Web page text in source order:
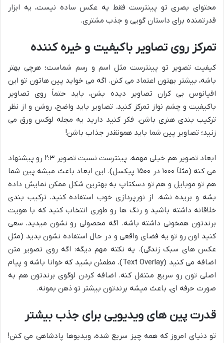
محتوای بصری تو پینترست فقط یه عکس ساده نیست، یه ابزار
قدرتمنده برای داستان گویی و جذب مشتری.
تمرکز روی تصاویر باکیفیت و خیره کننده
کیفیت تصویر تو پینترست مثل اسم و رسم شماست؛ هرچی بهتر
باشه، بیشتر بهتون اعتماد می کنن. اگه می خواید پین هاتون تو این
اقیانوس بی کران تصاویر دیده بشن، باید حتماً روی تصاویر
باکیفیت و چشم نواز تمرکز کنید. تصاویر باید واضح، روشن و از نظر
ترکیب بندی هنری باشن. فکر کنید دارید یه مجله لوکس ورق می
زنید؛ تصاویر پین شما باید همونقدر جذاب باشن!
ابعاد تصویر هم خیلی مهمه. پینترست نسبت تصویر ۲:۳ رو پیشنهاد
می کنه (مثلاً ۱۰۰۰ در ۱۵۰۰ پیکسل). این ابعاد باعث میشه پین شما
هم تو موبایل و هم تو دسکتاپ به بهترین شکل ممکن نمایش داده
بشه و بریده نشه. از نورپردازی خوب استفاده کنید، ترکیب بندی
خلاقانه داشته باشید و رنگ ها رو طوری انتخاب کنید که با هویت
برندتون همخونی داشته باشه. اگه محصولی رو نشون میدید، سعی
کنید اون رو تو یه فضای واقعی و در حال استفاده نشون بدید (مثل
عکس های سبک زندگی). یه نکته مهم دیگه: اگه روی تصویر متن
اضافه می کنید (Text Overlay)، مطمئن بشید که خوانا باشه و پیام
اصلی تون رو سریع منتقل کنه. اضافه کردن لوگوی برندتون هم به
صورت حرفه ای، باعث میشه برندتون بیشتر تو ذهن بمونه.
قدرت پین های ویدیویی برای جذب بیشتر
تو دنیای امروز که همه چیز سریع شده، ویدیوها پادشاهی می کنن!